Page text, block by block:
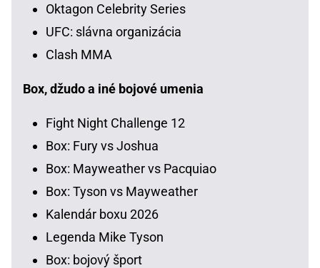
Oktagon Celebrity Series
UFC: slávna organizácia
Clash MMA
Box, džudo a iné bojové umenia
Fight Night Challenge 12
Box: Fury vs Joshua
Box: Mayweather vs Pacquiao
Box: Tyson vs Mayweather
Kalendár boxu 2026
Legenda Mike Tyson
Box: bojový šport